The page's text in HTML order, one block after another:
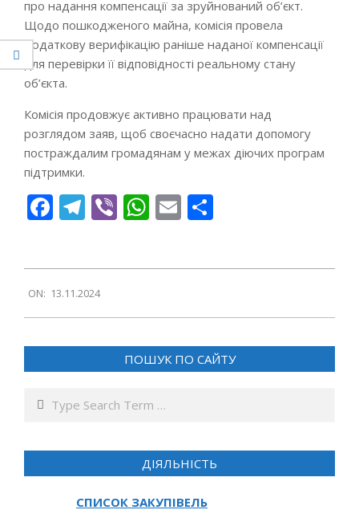
про надання компенсації за зруйнований об’єкт.
Щодо пошкодженого майна, комісія провела
додаткову верифікацію раніше наданої компенсації
для перевірки її відповідності реальному стану
об’єкта.
Комісія продовжує активно працювати над
розглядом заяв, щоб своєчасно надати допомогу
постраждалим громадянам у межах діючих програм
підтримки.
Facebook
Telegram
ViberWhatsApp
Email
11-
13
ON: 13.11.2024
ПОШУК ПО САЙТУ
Search
ДІЯЛЬНІСТЬ
СПИСОК ЗАКУПІВЕЛЬ